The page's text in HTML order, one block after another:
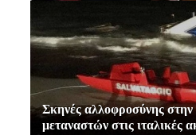
Σκηνές αλλοφροσύνης
μεταναστών στις ιταλικές